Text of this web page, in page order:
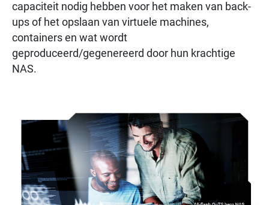
capaciteit nodig hebben voor het maken van back-
ups of het opslaan van virtuele machines,
containers en wat wordt
geproduceerd/gegenereerd door hun krachtige
NAS.